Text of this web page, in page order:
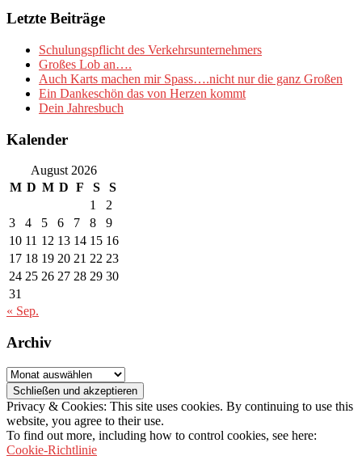
Letzte Beiträge
Schulungspflicht des Verkehrsunternehmers
Großes Lob an….
Auch Karts machen mir Spass….nicht nur die ganz Großen
Ein Dankeschön das von Herzen kommt
Dein Jahresbuch
Kalender
August 2026
M D M D F S
S
1
2
3
4 5 6 7 8
9
10 11 12 13 14 15 16
17 18 19 20 21 22 23
24 25 26 27 28 29 30
31
« Sep.
Archiv
Archiv
Privacy & Cookies: This site uses cookies. By continuing to use this
website, you agree to their use.
To find out more, including how to control cookies, see here:
Cookie-Richtlinie